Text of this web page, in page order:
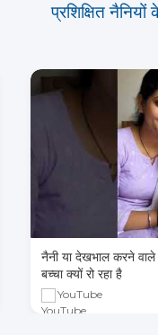
प्रशिक्षित
नैनी या देखभाल करने
बच्चा क्यों रो रहा है
YouTube